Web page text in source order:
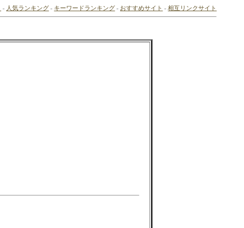
- 人気ランキング - キーワードランキング - おすすめサイト -相互リンクサイト